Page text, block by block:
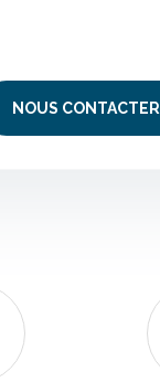
NOUS CONTACTER